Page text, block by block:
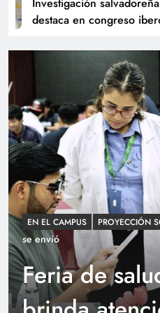
destaca en congreso
desde que CIENCIAS
envió
Estudiantes de
en el concurso